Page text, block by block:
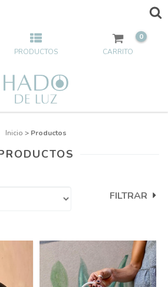
PRODUCTOS CARRITO
0
Inicio > Productos
FILTRAR